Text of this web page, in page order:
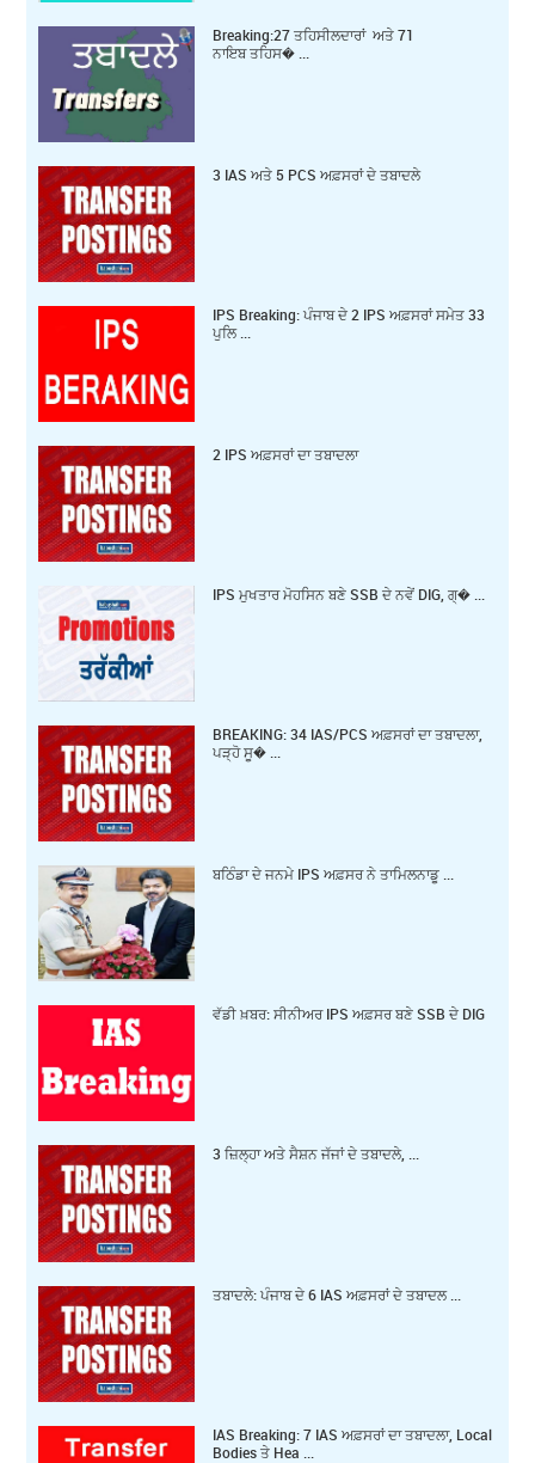
Breaking:27 ਤਹਿਸੀਲਦਾਰਾਂ ਅਤੇ 71
ਨਾਇਬ ਤਹਿਸ� ...
3 IAS ਅਤੇ 5 PCS ਅਫ਼ਸਰਾਂ ਦੇ ਤਬਾਦਲੇ
IPS Breaking: ਪੰਜਾਬ ਦੇ 2 IPS ਅਫ਼ਸਰਾਂ ਸਮੇਤ 33
ਪੁਲਿ ...
2 IPS ਅਫ਼ਸਰਾਂ ਦਾ ਤਬਾਦਲਾ
IPS ਮੁਖਤਾਰ ਮੋਹਸਿਨ ਬਣੇ SSB ਦੇ ਨਵੇਂ DIG, ਗ੍� ...
BREAKING: 34 IAS/PCS ਅਫ਼ਸਰਾਂ ਦਾ ਤਬਾਦਲਾ,
ਪੜ੍ਹੋ ਸੂ� ...
ਬਠਿੰਡਾ ਦੇ ਜਨਮੇ IPS ਅਫ਼ਸਰ ਨੇ ਤਾਮਿਲਨਾਡੂ ...
ਵੱਡੀ ਖ਼ਬਰ: ਸੀਨੀਅਰ IPS ਅਫ਼ਸਰ ਬਣੇ SSB ਦੇ DIG
3 ਜ਼‍ਿਲ੍ਹਾ ਅਤੇ ਸੈਸ਼ਨ ਜੱਜਾਂ ਦੇ ਤਬਾਦਲੇ, ...
ਤਬਾਦਲੇ: ਪੰਜਾਬ ਦੇ 6 IAS ਅਫ਼ਸਰਾਂ ਦੇ ਤਬਾਦਲ ...
IAS Breaking: 7 IAS ਅਫ਼ਸਰਾਂ ਦਾ ਤਬਾਦਲਾ, Local
Bodies ਤੇ Hea ...